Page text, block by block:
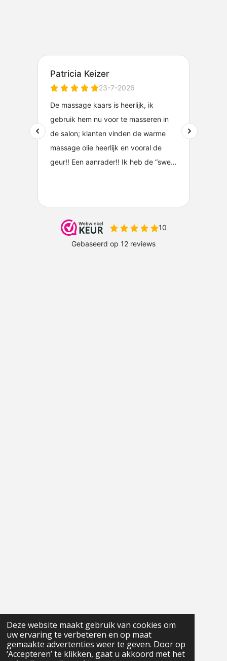
Deze website maakt gebruik van cookies om
uw ervaring te verbeteren en op maat
gemaakte advertenties weer te geven. Door op
‘Accepteren’ te klikken, gaat u akkoord met het